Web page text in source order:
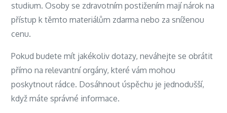
studium. Osoby se zdravotním postižením mají nárok na
přístup k těmto materiálům zdarma nebo za sníženou
cenu.
Pokud budete mít jakékoliv dotazy, neváhejte se obrátit
přímo na relevantní orgány, které vám mohou
poskytnout rádce. Dosáhnout úspěchu je jednodušší,
když máte správné informace.